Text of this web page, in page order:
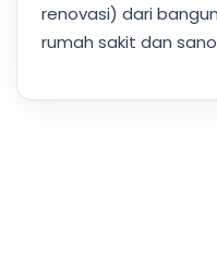
renovasi) dari
rumah sakit dan